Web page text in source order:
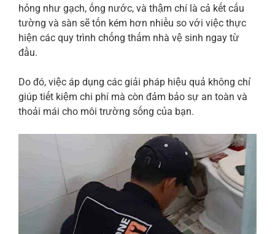
hỏng như gạch, ống nước, và thậm chí là cả kết cấu
tường và sàn sẽ tốn kém hơn nhiều so với việc thực
hiện các quy trình chống thấm nhà vệ sinh ngay từ
đầu.
Do đó, việc áp dụng các giải pháp hiệu quả không chỉ
giúp tiết kiệm chi phí mà còn đảm bảo sự an toàn và
thoải mái cho môi trường sống của bạn.